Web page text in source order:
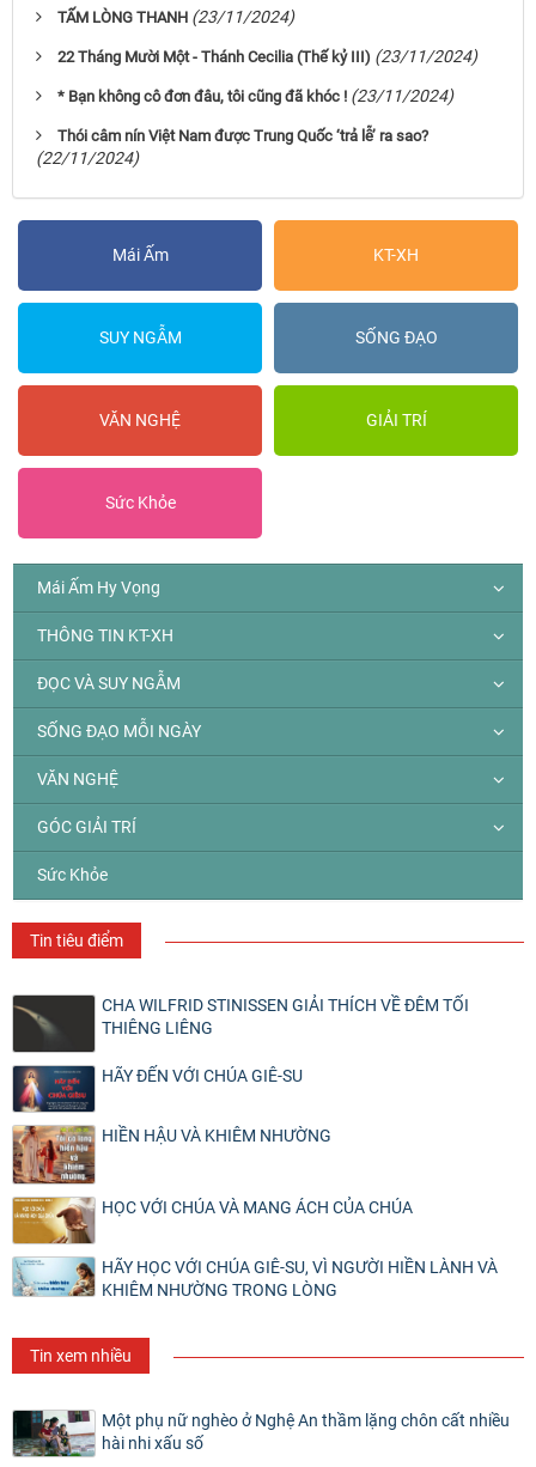
TẤM LÒNG THANH (23/11/2024)
22 Tháng Mười Một - Thánh Cecilia (Thế kỷ III) (23/11/2024)
* Bạn không cô đơn đâu, tôi cũng đã khóc ! (23/11/2024)
Thói câm nín Việt Nam được Trung Quốc ‘trả lễ’ ra sao?
(22/11/2024)
Mái Ấm KT-XH
SUY NGẪM SỐNG ĐẠO
VĂN NGHỆ GIẢI TRÍ
Sức Khỏe
Mái Ấm Hy Vọng
THÔNG TIN KT-XH
ĐỌC VÀ SUY NGẪM
SỐNG ĐẠO MỖI NGÀY
VĂN NGHỆ
GÓC GIẢI TRÍ
Sức Khỏe
Tin tiêu điểm
CHA WILFRID STINISSEN GIẢI THÍCH VỀ ĐÊM TỐI
THIÊNG LIÊNG
HÃY ĐẾN VỚI CHÚA GIÊ-SU
HIỀN HẬU VÀ KHIÊM NHƯỜNG
HỌC VỚI CHÚA VÀ MANG ÁCH CỦA CHÚA
HÃY HỌC VỚI CHÚA GIÊ-SU, VÌ NGƯỜI HIỀN LÀNH VÀ
KHIÊM NHƯỜNG TRONG LÒNG
Tin xem nhiều
Một phụ nữ nghèo ở Nghệ An thầm lặng chôn cất nhiều
hài nhi xấu số